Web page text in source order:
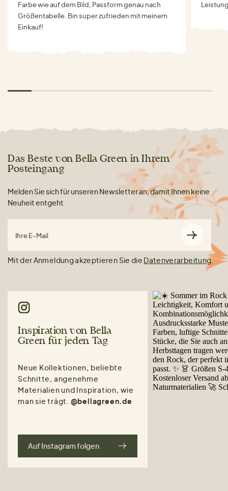
Farbe wie auf dem Bild, Passform genau nach
Größentabelle. Bin super zufrieden mit meinem
Einkauf!
Das Beste von Bella Green in Ihrem
Posteingang
Melden Sie sich für unseren Newsletter an, damit Ihnen keine
Neuheit entgeht
Ihre E-Mail
Mit der Anmeldung akzeptieren Sie die Datenverarbeitung.
Inspiration von Bella
Green für jeden Tag
Neue Kollektionen, beliebte
Schnitte, angenehme
Materialien und Inspiration, wie
man sie trägt. @bellagreen.de
Auf Instagram folgen